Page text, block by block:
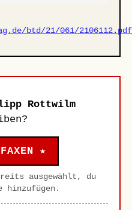
btd/21/061/2106112.pdf
Rottwilm
★
ausgewählt, du
hinzufügen.